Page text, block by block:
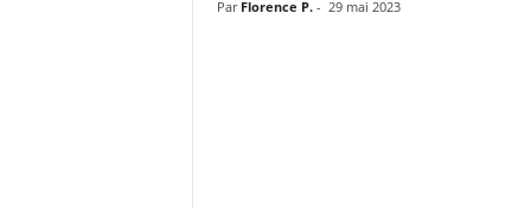
Par Florence P. - 29 mai 2023